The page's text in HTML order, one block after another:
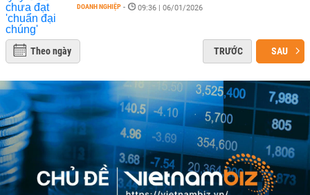
DOANH NGHIỆP - 09:36 | 06/01/2026
Theo ngày TRƯỚC SAU